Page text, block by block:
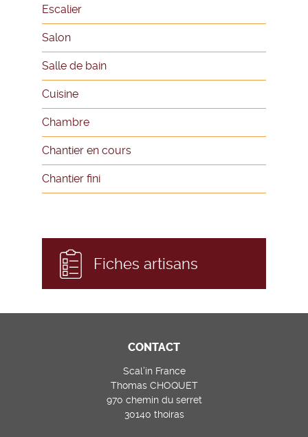
Escalier
Salon
Salle de bain
Cuisine
Chambre
Chantier en cours
Chantier fini
Fiches artisans
CONTACT
Scal’in France
Thomas CHOQUET
970 chemin du serret
30140 thoiras